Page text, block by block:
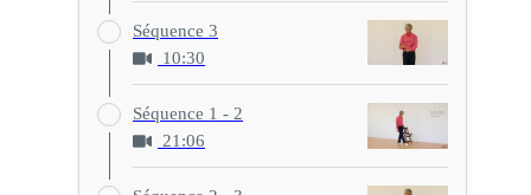
Séquence 3
10:30
Séquence 1 - 2
21:06